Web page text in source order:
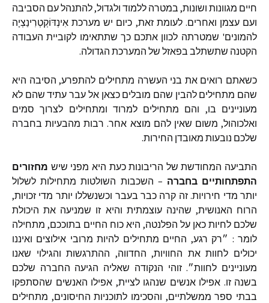
חיים מגוונות ושונות, במטרה ללמוד ולגדול,להתנהלעם הסביבה
ועם עצמן ואחרים.לעומת זאת, כיום יש מערכת אִינְדּוֹקְטְרִינַצְיָה
להמונים' שמטרתה לכוון אתכם כך שתתאימו לקוביית העבודה
הקטנה שתשתלב בפאזל של המערכת הגדולה.
כשאתם רואים את בני העשרה מתחילים להתפרע, הסיבה היא
שהם מתחילים להבין שהם מובלים כצאן אל עבר עתיד שהם לא
מעוניינים בו, והם מתחילים למרוד ומתחילים לצרוך סמים
ואלכוהול, משום שאין להם מוצא אחר. רבות מהבעיות בחברה
שלכם נובעות מאובדן החירות.
התביעה המחודשת של הריבונות כעת היא מפני שיש מחזורים
התפתחותיים בחברה – השכבות השולטות מתחילות לשלול
יותר מדי חירויות.זה קרה כבר בעבר וכשנשללו יותר מדי זכויות,
הרוח האנושית, שהינה עוצמתית והיא זו שמניעה את היכולת
שלכם לחיות כאן על הפלנטה, היא כוח החיים בתוככם, מתחילה
לומר: ״רק רגע, החיים מתחילים להיות מרובי אילוצים ואיננו
יכולים לחוות את החוויות, החדווה, ההתרגשות והגילוי שאנו
מעוניינים לחוות״.זוהי הנקודה שאליה הגיעה החברה שלכם
בשנה זו. אפילו אנשים שנהגו לציית, אפילו האנשים שהסתפקו
בבתי ספר ממשלתיים, והסכימו לתוכניות החיסונים, מתחילים